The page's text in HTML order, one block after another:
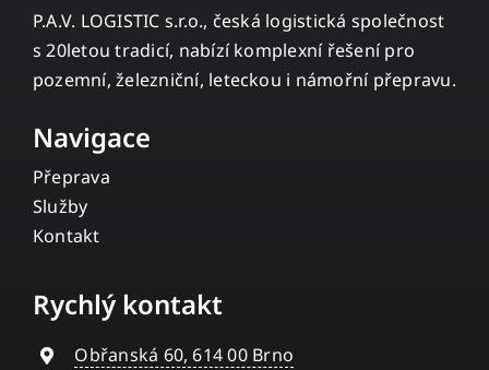
P.A.V. LOGISTIC s.r.o., česká logistická společnost
s 20letou tradicí, nabízí komplexní řešení pro
pozemní, železniční, leteckou i námořní přepravu.
Navigace
Přeprava
Služby
Kontakt
Rychlý kontakt
Obřanská 60, 614 00 Brno